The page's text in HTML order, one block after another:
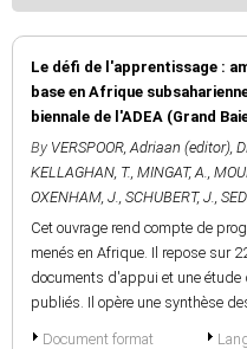
Le défi de l'apprentissage :
base en Afrique
biennale de l'ADEA (Grand
By VERSPOOR, Adriaan (editor),
KELLAGHAN, T., MINGAT, A.,
OXENHAM, J., SCHUBERT, J.,
Cet ouvrage rend compte de
menés en Afrique. Il repose sur
documents d'appui et une étude
publiés. Il opère une synthèse
Document format